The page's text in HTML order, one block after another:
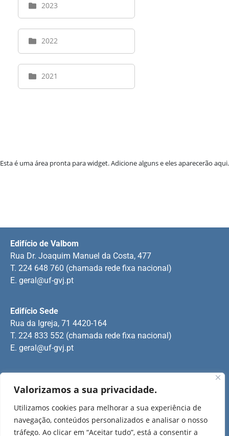
Valorizamos a sua privacidade.
Utilizamos cookies para melhorar a sua experiência de
navegação, conteúdos personalizados e analisar o nosso
tráfego. Ao clicar em “Aceitar tudo”, está a consentir a
2023
2022
2021
Esta é uma área pronta para widget. Adicione alguns e eles aparecerão aqui.
Rua Manuel Pinto Martins
T. 224 509 703 (chamada rede fixa nacional)
geral@uf-gvj.pt
Edifício Sede
Rua da Igreja, 71 4420-164
T. 224 833 552 (chamada rede fixa nacional)
E. geral@uf-gvj.pt
Edifício de Valbom
Rua Dr. Joaquim Manuel da Costa, 477
T. 224 648 760 (chamada rede fixa nacional)
E. geral@uf-gvj.pt